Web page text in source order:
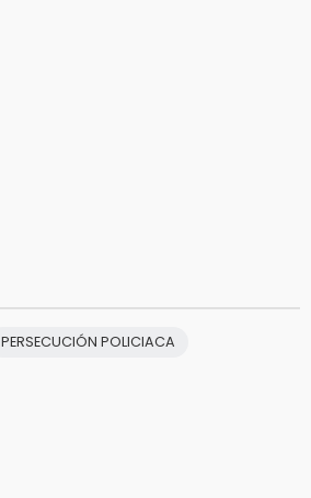
PERSECUCIÓN POLICIACA